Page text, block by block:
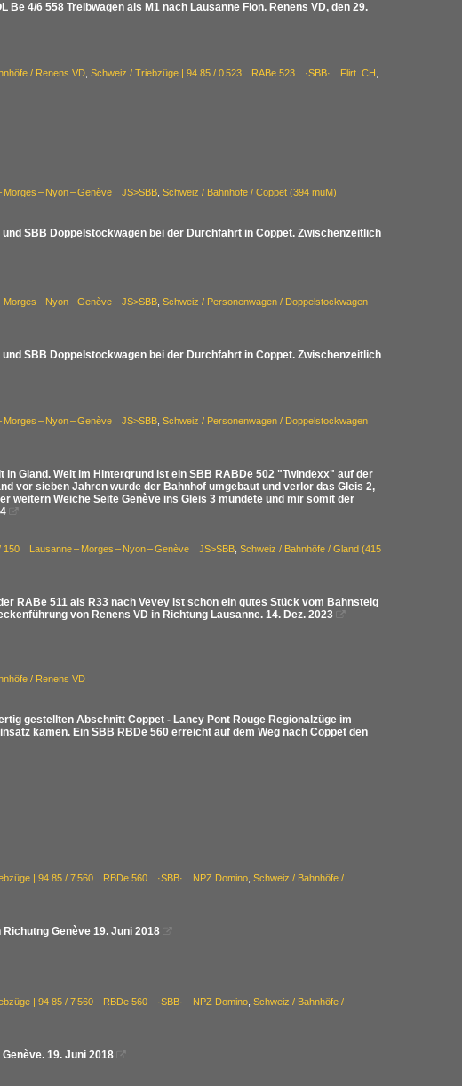
4/6 558 Treibwagen als M1 nach Lausanne Flon. Renens VD, den 29.
/ Renens VD Schweiz / Triebzüge | 94 85 / 0 523 RABe 523 ·SBB· Flirt CH
– Nyon – Genève JS>SBB Schweiz / Bahnhöfe / Coppet (394 müM)
SBB Doppelstockwagen bei der Durchfahrt in Coppet. Zwischenzeitlich
– Nyon – Genève JS>SBB Schweiz / Personenwagen / Doppelstockwagen
SBB Doppelstockwagen bei der Durchfahrt in Coppet. Zwischenzeitlich
– Nyon – Genève JS>SBB Schweiz / Personenwagen / Doppelstockwagen
Gland. Weit im Hintergrund ist ein SBB RABDe 502 "Twindexx" auf der
vor sieben Jahren wurde der Bahnhof umgebaut und verlor das Gleis 2,
weitern Weiche Seite Genève ins Gleis 3 mündete und mir somit der

150 Lausanne – Morges – Nyon – Genève JS>SBB Schweiz / Bahnhöfe / Gland (415
RABe 511 als R33 nach Vevey ist schon ein gutes Stück vom Bahnsteig
von Renens VD in Richtung Lausanne. 14. Dez. 2023

/ Renens VD
gestellten Abschnitt Coppet - Lancy Pont Rouge Regionalzüge im
kamen. Ein SBB RBDe 560 erreicht auf dem Weg nach Coppet den
| 94 85 / 7 560 RBDe 560 ·SBB· NPZ Domino Schweiz / Bahnhöfe /
Genève 19. Juni 2018 
| 94 85 / 7 560 RBDe 560 ·SBB· NPZ Domino Schweiz / Bahnhöfe /
19. Juni 2018 